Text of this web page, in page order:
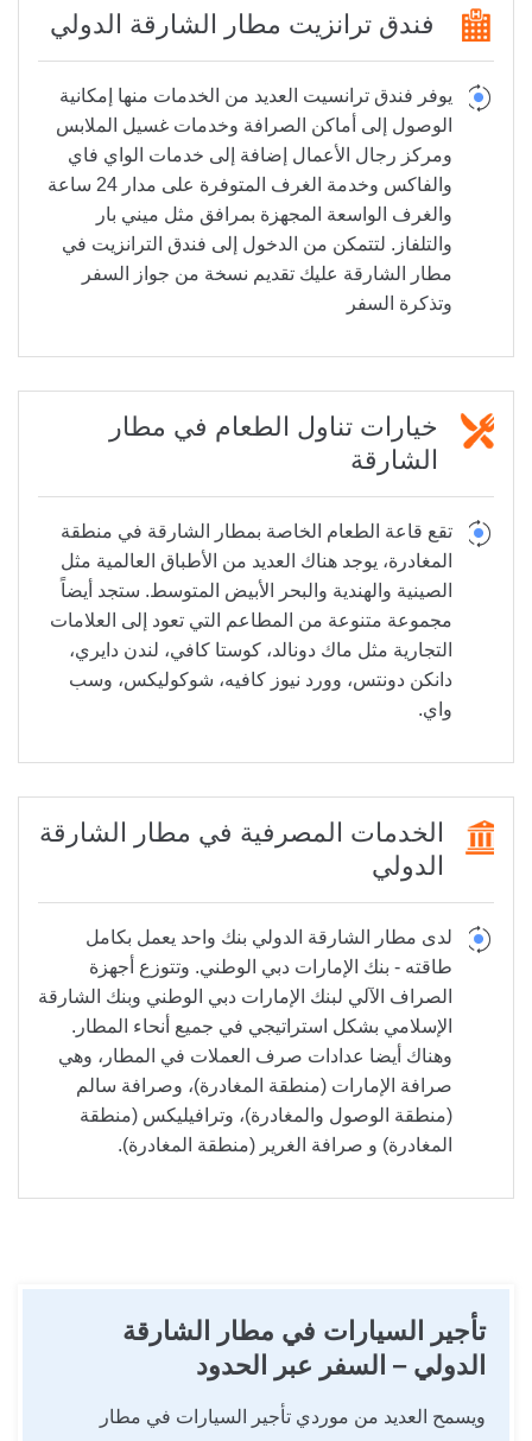
فندق ترانزيت مطار الشارقة الدولي
يوفر فندق ترانسيت العديد من الخدمات منها إمكانية
الوصول إلى أماكن الصرافة وخدمات غسيل الملابس
ومركز رجال الأعمال إضافة إلى خدمات الواي فاي
والفاكس وخدمة الغرف المتوفرة على مدار 24 ساعة
والغرف الواسعة المجهزة بمرافق مثل ميني بار
والتلفاز. لتتمكن من الدخول إلى فندق الترانزيت في
مطار الشارقة عليك تقديم نسخة من جواز السفر
وتذكرة السفر
خيارات تناول الطعام في مطار
الشارقة
تقع قاعة الطعام الخاصة بمطار الشارقة في منطقة
المغادرة، يوجد هناك العديد من الأطباق العالمية مثل
الصينية والهندية والبحر الأبيض المتوسط. ستجد أيضاً
مجموعة متنوعة من المطاعم التي تعود إلى العلامات
التجارية مثل ماك دونالد، كوستا كافي، لندن دايري،
دانكن دونتس، وورد نيوز كافيه، شوكوليكس، وسب
واي.
الخدمات المصرفية في مطار الشارقة
الدولي
لدى مطار الشارقة الدولي بنك واحد يعمل بكامل
طاقته - بنك الإمارات دبي الوطني. وتتوزع أجهزة
الصراف الآلي لبنك الإمارات دبي الوطني وبنك الشارقة
الإسلامي بشكل استراتيجي في جميع أنحاء المطار.
وهناك أيضا عدادات صرف العملات في المطار، وهي
صرافة الإمارات (منطقة المغادرة)، وصرافة سالم
(منطقة الوصول والمغادرة)، وترافيليكس (منطقة
المغادرة) و صرافة الغرير (منطقة المغادرة).
تأجير السيارات في مطار الشارقة
الدولي – السفر عبر الحدود
ويسمح العديد من موردي تأجير السيارات في مطار